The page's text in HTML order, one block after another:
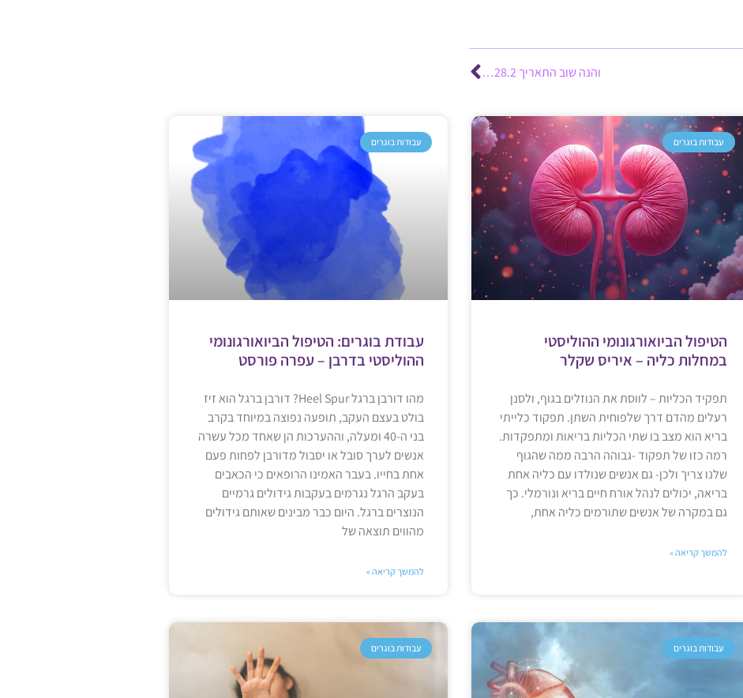
והנה שוב התאריך 28.2…
עבודות בוגרים
הטיפול הביואורגונומי ההוליסטי
במחלות כליה – איריס שקלר
תפקיד הכליות – לווסת את הנוזלים בגוף, ולסנן
רעלים מהדם דרך שלפוחית השתן. תפקוד כלייתי
בריא הוא מצב בו שתי הכליות בריאות ומתפקדות.
רמה כזו של תפקוד -גבוהה הרבה ממה שהגוף
שלנו צריך ולכן- גם אנשים שנולדו עם כליה אחת
בריאה, יכולים לנהל אורח חיים בריא ונורמלי. כך
גם במקרה של אנשים שתורמים כליה אחת,
להמשך קריאה »
עבודות בוגרים
עבודת בוגרים: הטיפול הביואורגונומי
ההוליסטי בדרבן – עפרה פורסט
מהו דורבן ברגל Heel Spur? דורבן ברגל הוא זיז
בולט בעצם העקב, תופעה נפוצה במיוחד בקרב
בני ה-40 ומעלה, וההערכות הן שאחד מכל עשרה
אנשים לערך סובל או יסבול מדורבן לפחות פעם
אחת בחייו. בעבר האמינו הרופאים כי הכאבים
בעקב הרגל נגרמים בעקבות גידולים גרמיים
הנוצרים ברגל. היום כבר מבינים שאותם גידולים
מהווים תוצאה של
להמשך קריאה »
עבודות בוגרים עבודות בוגרים